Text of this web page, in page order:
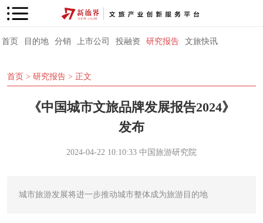
首页 目的地 分销 上市公司 投融资 研究报告 文旅快讯
首页 > 研究报告 > 正文
《中国城市文旅品牌发展报告2024》
发布
2024-04-22 10:10:33 中国旅游研究院
城市旅游发展将进一步推动城市整体成为旅游目的地